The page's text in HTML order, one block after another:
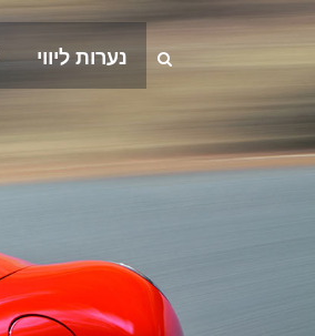
נערות ליווי